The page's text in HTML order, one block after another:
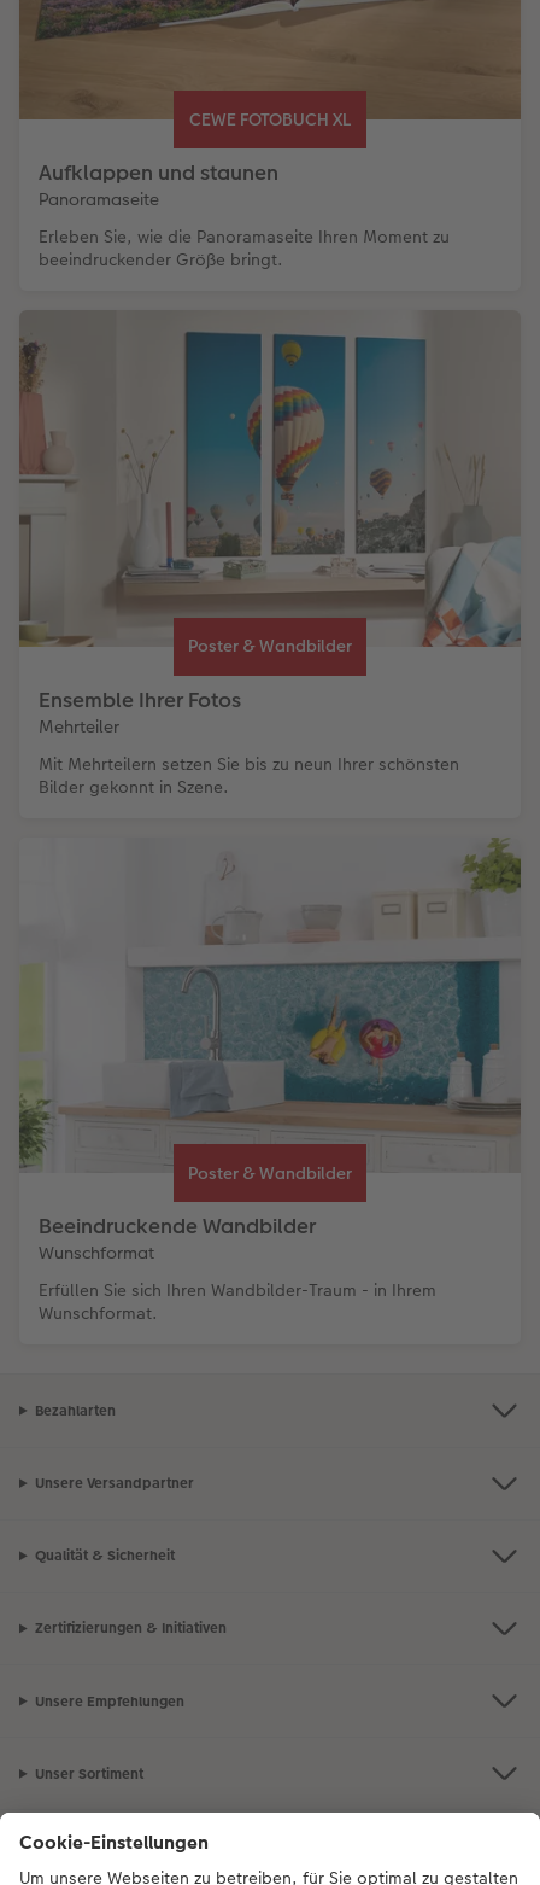
CEWE FOTOBUCH XL
Aufklappen und staunen
Panoramaseite
Erleben Sie, wie die Panoramaseite Ihren Moment zu
beeindruckender Größe bringt.
Poster & Wandbilder
Ensemble Ihrer Fotos
Mehrteiler
Mit Mehrteilern setzen Sie bis zu neun Ihrer schönsten
Bilder gekonnt in Szene.
Poster & Wandbilder
Beeindruckende Wandbilder
Wunschformat
Erfüllen Sie sich Ihren Wandbilder-Traum - in Ihrem
Wunschformat.
Bezahlarten
Unsere Versandpartner
Qualität & Sicherheit
Zertifizierungen & Initiativen
Unsere Empfehlungen
Unser Sortiment
Service